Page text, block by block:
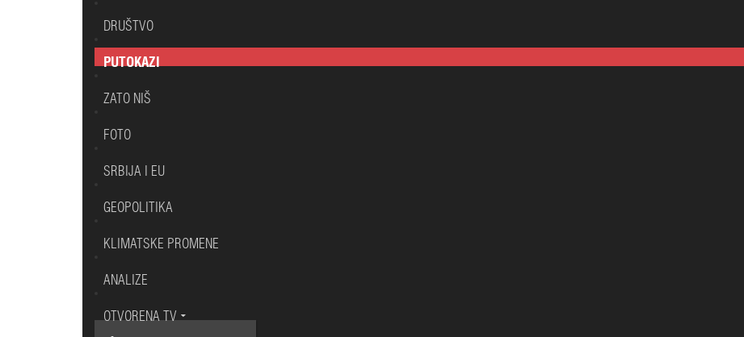
DRUŠTVO
PUTOKAZI
ZATO NIŠ
FOTO
SRBIJA I EU
GEOPOLITIKA
KLIMATSKE PROMENE
ANALIZE
OTVORENA TV